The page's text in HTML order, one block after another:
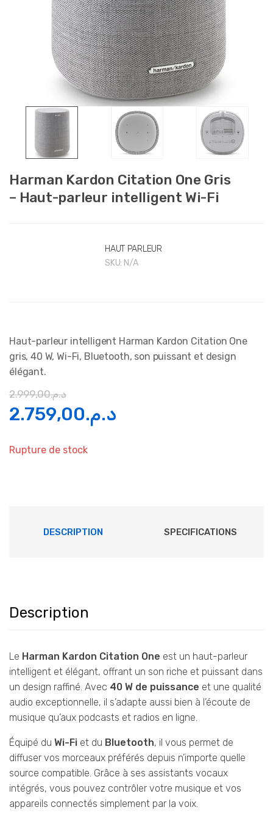
Harman Kardon Citation One Gris
– Haut-parleur intelligent Wi-Fi
HAUT PARLEUR
SKU: N/A
Haut-parleur intelligent Harman Kardon Citation One
gris, 40 W, Wi-Fi, Bluetooth, son puissant et design
élégant.
د.م.2.999,00
Le
prix
د.م.2.759,00
Le
د.م.2.759,00.
Rupture de stock
DESCRIPTION SPECIFICATIONS
Description
Le Harman Kardon Citation One est un haut-parleur
intelligent et élégant, offrant un son riche et puissant dans
un design raffiné. Avec 40 W de puissance et une qualité
audio exceptionnelle, il s’adapte aussi bien à l’écoute de
musique qu’aux podcasts et radios en ligne.
Équipé du Wi-Fi et du Bluetooth, il vous permet de
diffuser vos morceaux préférés depuis n’importe quelle
source compatible. Grâce à ses assistants vocaux
intégrés, vous pouvez contrôler votre musique et vos
appareils connectés simplement par la voix.